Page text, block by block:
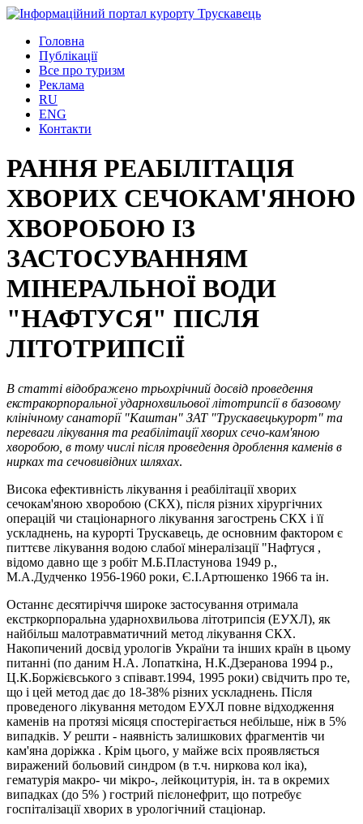
Головна
Публікації
Все про туризм
Реклама
RU
ENG
Контакти
РАННЯ РЕАБІЛІТАЦІЯ
ХВОРИХ СЕЧОКАМ'ЯНОЮ
ХВОРОБОЮ ІЗ
ЗАСТОСУВАННЯМ
МІНЕРАЛЬНОЇ ВОДИ
"НАФТУСЯ" ПІСЛЯ
ЛІТОТРИПСІЇ
В статті відображено трьохрічний досвід проведення
екстракорпоральної ударнохвильової літотрипсії в базовому
клінічному санаторії "Каштан" ЗАТ "Трускавецькурорт" та
переваги лікування та реабілітації хворих сечо-кам'яною
хворобою, в тому числі після проведення дроблення каменів в
нирках та сечовивідних шляхах.
Висока ефективність лікування i реабілітації хворих
сечокам'яною хворобою (СКХ), після різних хірургічних
операцій чи стаціонарного лікування загострень СКХ i її
ускладнень, на курортi Трускавець, де основним фактором є
питтєве лiкування водою слабої мiнералiзацiї "Hафтуся ,
вiдомо давно ще з робiт М.Б.Пластунова 1949 р.,
М.А.Дудченко 1956-1960 роки, Є.I.Артюшенко 1966 та iн.
Останнє десятирiччя широке застосування отримала
екстркорпоральна ударнохвильова літотрипсія (ЕУХЛ), як
найбiльш малотравматичний метод лiкування СКХ.
Hакопичений досвiд урологiв України та інших країн в цьому
питаннi (по даним H.А. Лопаткiна, H.К.Дзеранова 1994 р.,
Ц.К.Боржiєвського з спiвавт.1994, 1995 роки) свiдчить про те,
що i цей метод дає до 18-38% рiзних ускладнень. Пiсля
проведеного лiкування методом ЕУХЛ повне вiдходження
каменiв на протязі місяця спостерiгається небiльше, нiж в 5%
випадкiв. У решти - наявнiсть залишкових фрагментiв чи
кам'яна дорiжка . Крiм цього, у майже всiх проявляється
виражений больовий синдром (в т.ч. ниркова кол iка),
гематурія макро- чи мікро-, лейкоцитурія, ін. та в окремих
випадках (до 5% ) гострий пiєлонефрит, що потребує
госпіталізації хворих в урологічний стаціонар.